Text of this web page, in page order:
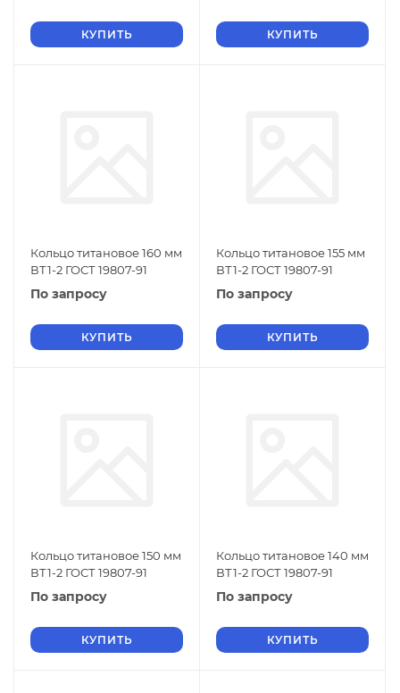
КУПИТЬ КУПИТЬ
Кольцо титановое 160 мм
ВТ1-2 ГОСТ 19807-91
По запросу
КУПИТЬ
Кольцо титановое 155 мм
ВТ1-2 ГОСТ 19807-91
По запросу
КУПИТЬ
Кольцо титановое 150 мм
ВТ1-2 ГОСТ 19807-91
По запросу
КУПИТЬ
Кольцо титановое 140 мм
ВТ1-2 ГОСТ 19807-91
По запросу
КУПИТЬ